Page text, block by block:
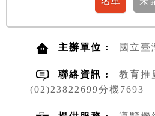
主辦單位 : 國立臺
聯絡資訊 :
教育推
(02)23822699分機7693